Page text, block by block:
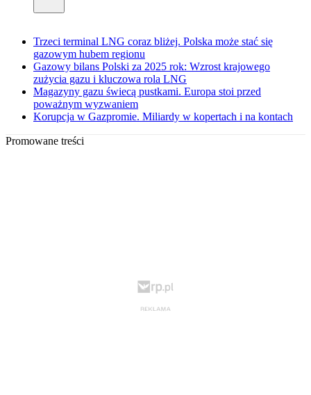
Trzeci terminal LNG coraz bliżej. Polska może stać się
gazowym hubem regionu
Gazowy bilans Polski za 2025 rok: Wzrost krajowego
zużycia gazu i kluczowa rola LNG
Magazyny gazu świecą pustkami. Europa stoi przed
poważnym wyzwaniem
Korupcja w Gazpromie. Miliardy w kopertach i na kontach
Promowane treści